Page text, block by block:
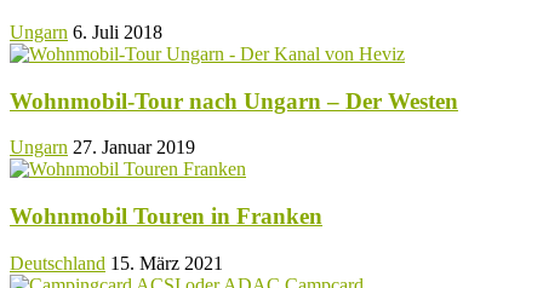
Ungarn 6. Juli 2018
Wohnmobil-Tour nach Ungarn – Der Westen
Ungarn 27. Januar 2019
Wohnmobil Touren in Franken
Deutschland 15. März 2021